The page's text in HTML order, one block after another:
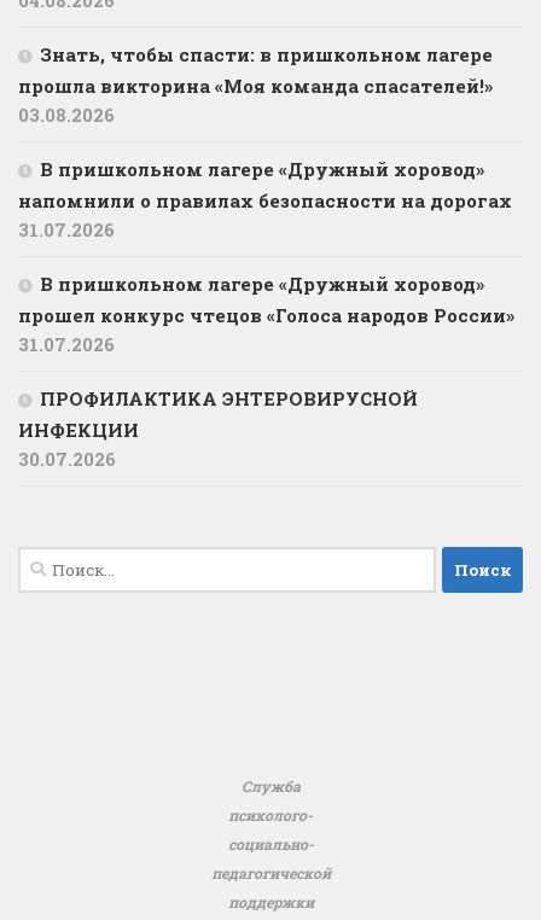
Знать, чтобы спасти: в пришкольном лагере
прошла викторина «Моя команда спасателей!»
03.08.2026
В пришкольном лагере «Дружный хоровод»
напомнили о правилах безопасности на дорогах
31.07.2026
В пришкольном лагере «Дружный хоровод»
прошел конкурс чтецов «Голоса народов России»
31.07.2026
ПРОФИЛАКТИКА ЭНТЕРОВИРУСНОЙ
ИНФЕКЦИИ
30.07.2026
Найти:
Служба
психолого-
социально-
педагогической
поддержки